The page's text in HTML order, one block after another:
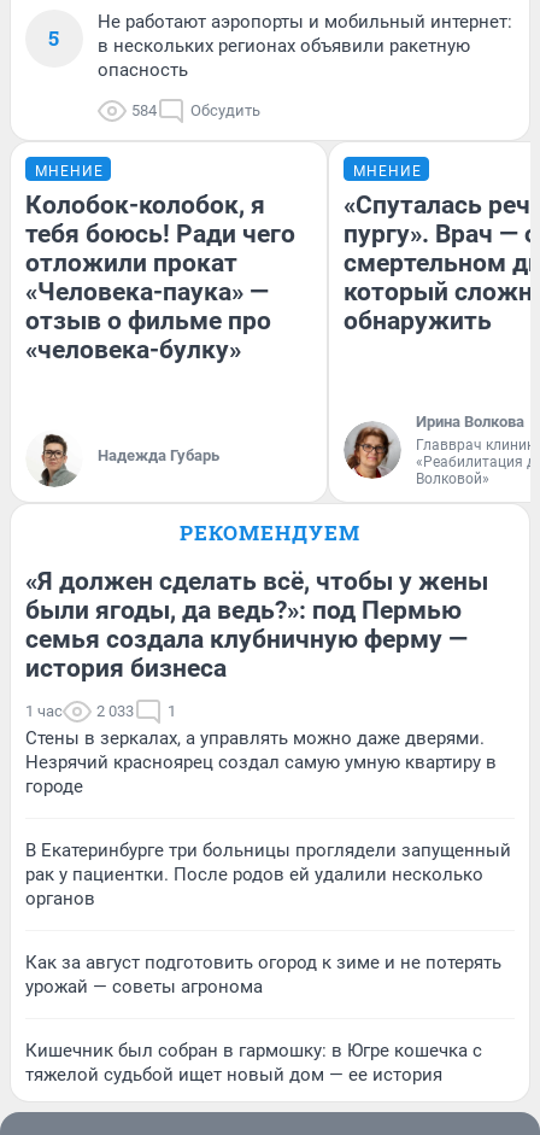
5
Не работают аэропорты и мобильный интернет:
в нескольких регионах объявили ракетную
опасность
584 Обсудить
МНЕНИЕ
Колобок-колобок, я
тебя боюсь! Ради чего
отложили прокат
«Человека-паука» —
отзыв о фильме про
«человека-булку»
Надежда Губарь
МНЕНИЕ
«Спуталась
пургу». Врач — о
смертельном
который
обнаружить
Ирина Волкова
Главврач
«Реабилитация
Волковой»
РЕКОМЕНДУЕМ
«Я должен сделать всё, чтобы у жены
были ягоды, да ведь?»: под Пермью
семья создала клубничную ферму —
история бизнеса
1 час 2 033 1
Стены в зеркалах, а управлять можно даже дверями.
Незрячий красноярец создал самую умную квартиру в
городе
В Екатеринбурге три больницы проглядели запущенный
рак у пациентки. После родов ей удалили несколько
органов
Как за август подготовить огород к зиме и не потерять
урожай — советы агронома
Кишечник был собран в гармошку: в Югре кошечка с
тяжелой судьбой ищет новый дом — ее история